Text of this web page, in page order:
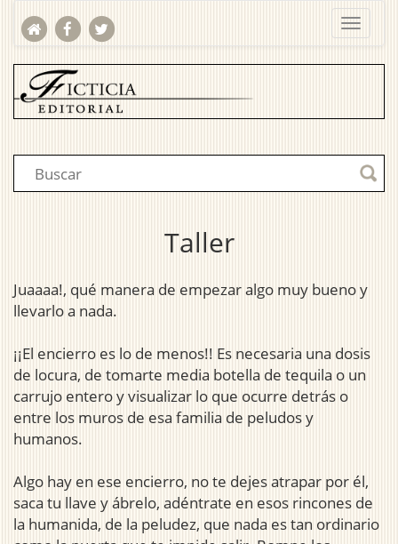
Taller
Juaaaa!, qué manera de empezar algo muy bueno y
llevarlo a nada.
¡¡El encierro es lo de menos!! Es necesaria una dosis
de locura, de tomarte media botella de tequila o un
carrujo entero y visualizar lo que ocurre detrás o
entre los muros de esa familia de peludos y
humanos.
Algo hay en ese encierro, no te dejes atrapar por él,
saca tu llave y ábrelo, adéntrate en esos rincones de
la humanida, de la peludez, que nada es tan ordinario